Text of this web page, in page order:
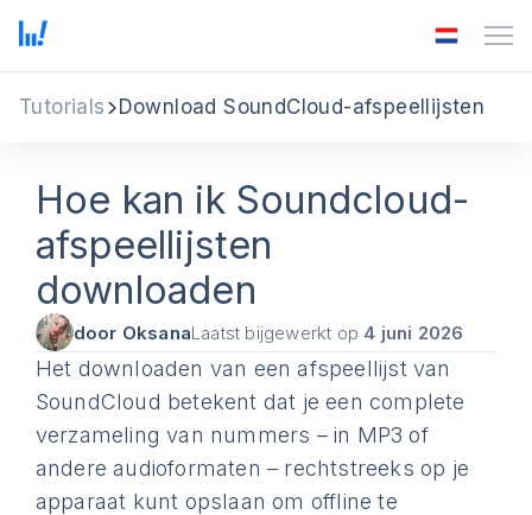
Tutorials Download SoundCloud-afspeellijsten
Hoe kan ik Soundcloud-
afspeellijsten
downloaden
door OksanaLaatst bijgewerkt op 4 juni 2026
Het downloaden van een afspeellijst van
SoundCloud betekent dat je een complete
verzameling van nummers – in MP3 of
andere audioformaten – rechtstreeks op je
apparaat kunt opslaan om offline te